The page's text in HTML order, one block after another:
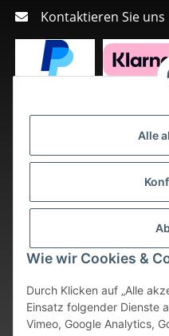
Alle
Wie wir Cookies &
Durch Klicken auf „Alle
Einsatz folgender Dienste
Vimeo, Google Analytics,
Kontaktieren Sie uns